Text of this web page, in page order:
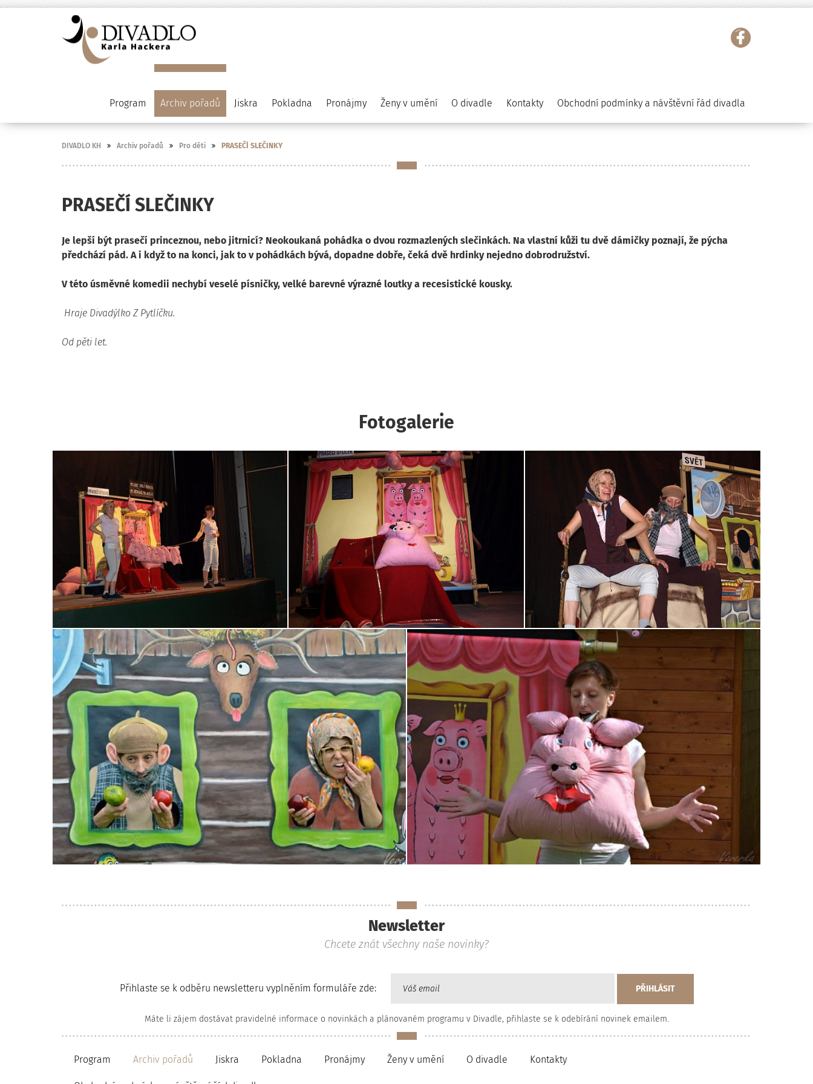
Program Archiv pořadů Jiskra Pokladna Pronájmy Ženy v umění O divadle Kontakty Obchodní podmínky a návštěvní řád divadla
DIVADLO KH Archiv pořadů Pro děti PRASEČÍ SLEČINKY
PRASEČÍ SLEČINKY
Je lepší být prasečí princeznou, nebo jitrnicí? Neokoukaná pohádka o dvou rozmazlených slečinkách. Na vlastní kůži tu dvě dámičky poznají, že pýcha
předchází pád. A i když to na konci, jak to v pohádkách bývá, dopadne dobře, čeká dvě hrdinky nejedno dobrodružství.
V této úsměvné komedii nechybí veselé písničky, velké barevné výrazné loutky a recesistické kousky.
Hraje Divadýlko Z Pytlíčku.
Od pěti let.
Fotogalerie
Newsletter
Chcete znát všechny naše novinky?
Přihlaste se k odběru newsletteru vyplněním formuláře zde:
Máte li zájem dostávat pravidelné informace o novinkách a plánovaném programu v Divadle, přihlaste se k odebírání novinek emailem.
Program Archiv pořadů Jiskra Pokladna Pronájmy Ženy v umění O divadle Kontakty